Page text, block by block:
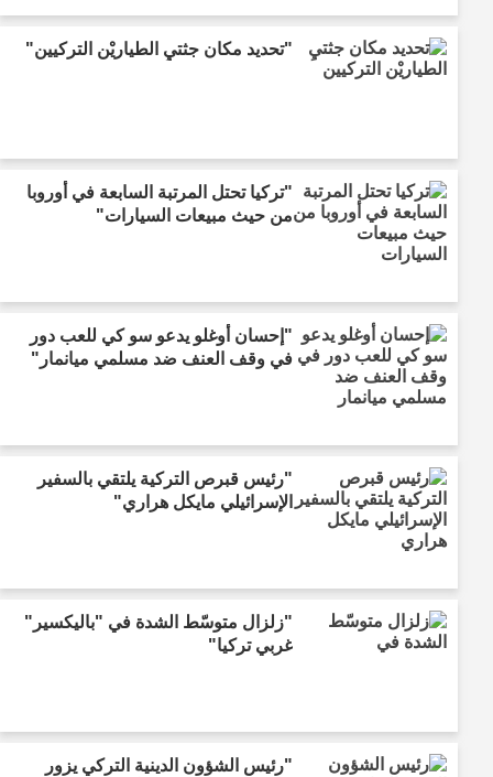
"تحديد مكان جثتيِ الطياريْن التركيين"
"تركيا تحتل المرتبة السابعة في أوروبا
من حيث مبيعات السيارات"
"إحسان أوغلو يدعو سو كي للعب دور
في وقف العنف ضد مسلمي ميانمار"
"رئيس قبرص التركية يلتقي بالسفير
الإسرائيلي مايكل هراري"
"زلزال متوسّط الشدة في "باليكسير"
غربي تركيا"
"رئيس الشؤون الدينية التركي يزور